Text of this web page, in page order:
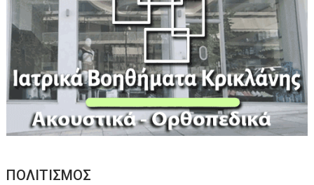
ΠΟΛΙΤΙΣΜΟΣ